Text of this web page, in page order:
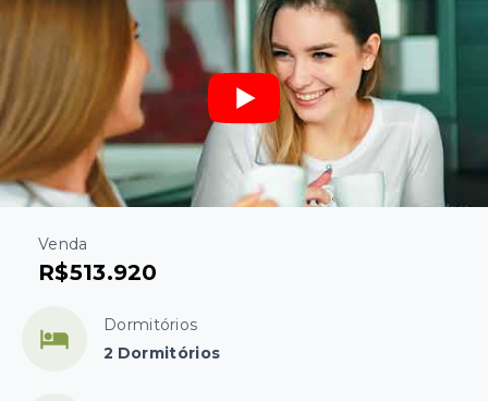
Venda
R$513.920
Dormitórios
2 Dormitórios